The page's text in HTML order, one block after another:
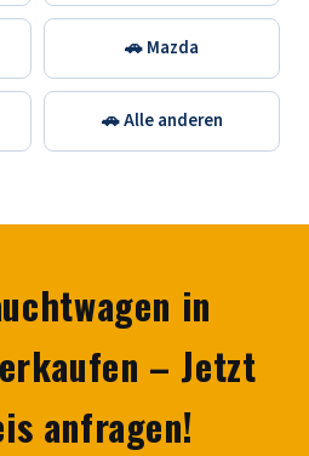
🚗 Mazda
🚗 Alle anderen
in
– Jetzt
anfragen!